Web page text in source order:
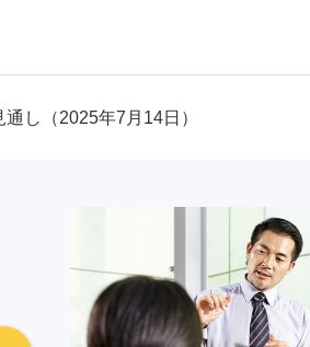
し（2025年7月14日）